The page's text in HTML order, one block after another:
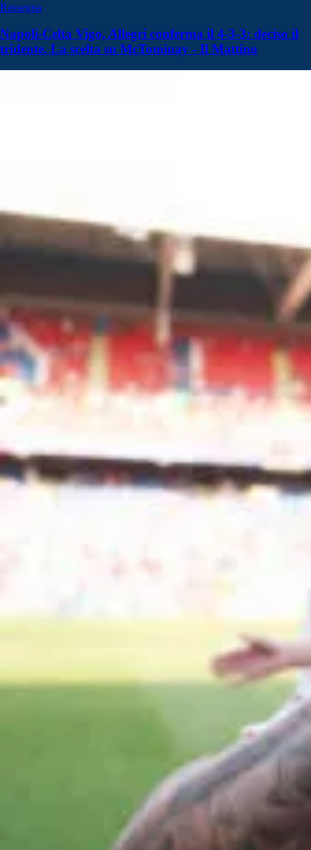
Rassegna
Napoli-Celta Vigo, Allegri conferma il 4-3-3: deciso il
tridente. La scelta su McTominay - Il Mattino